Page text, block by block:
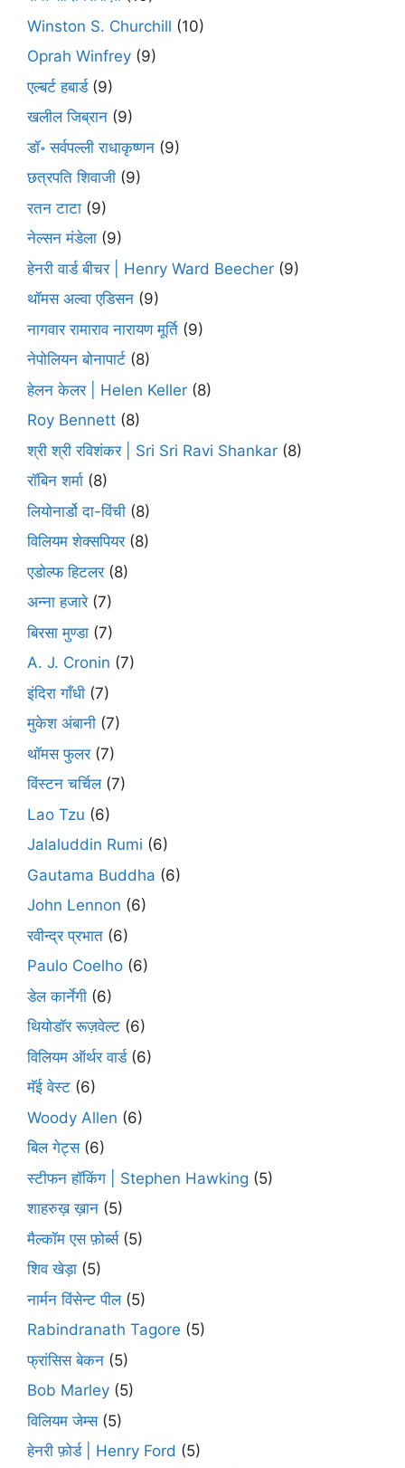
Winston S. Churchill (10)
Oprah Winfrey (9)
एल्बर्ट हबार्ड(9)
खलील जिब्रान (9)
डॉ॰ सर्वपल्ली राधाकृष्णन (9)
छत्रपति शिवाजी (9)
रतन टाटा (9)
नेल्सन मंडेला (9)
हेनरी वार्ड बीचर | Henry Ward Beecher (9)
थॉमस अल्वा एडिसन (9)
नागवार रामाराव नारायण मूर्ति (9)
नेपोलियन बोनापार्ट (8)
हेलन केलर | Helen Keller (8)
Roy Bennett (8)
श्री श्री रविशंकर | Sri Sri Ravi Shankar (8)
रॉबिन शर्मा (8)
लियोनार्डो दा-विंची (8)
विलियम शेक्सपियर(8)
एडोल्फ हिटलर(8)
अन्ना हजारे(7)
बिरसा मुण्डा (7)
A. J. Cronin (7)
इंदिरा गाँधी (7)
मुकेश अंबानी (7)
थॉमस फुलर(7)
विंस्टन चर्चिल(7)
Lao Tzu (6)
Jalaluddin Rumi (6)
Gautama Buddha (6)
John Lennon (6)
रवीन्द्र प्रभात (6)
Paulo Coelho (6)
डेल कार्नेगी (6)
थियोडॉर रूज़वेल्ट (6)
विलियम ऑर्थर वार्ड(6)
मॅई वेस्ट (6)
Woody Allen (6)
बिल गेट्स(6)
स्टीफन हॉकिंग | Stephen Hawking (5)
शाहरुख़ ख़ान (5)
मैल्कॉम एस फ़ोर्ब्स(5)
शिव खेड़ा (5)
नार्मन विंसेन्ट पील(5)
Rabindranath Tagore (5)
फ्रांसिस बेकन (5)
Bob Marley (5)
विलियम जेम्स(5)
हेनरी फ़ोर्ड | Henry Ford (5)